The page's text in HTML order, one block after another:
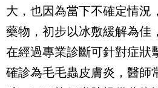
大，也因為當下不確定情況
藥物，初步以冰敷緩解為佳
在經過專業診斷可針對症狀
確診為毛毛蟲皮膚炎，醫師